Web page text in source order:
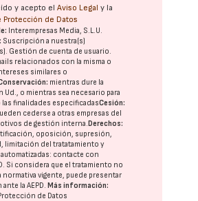
y acepto elAviso Legal y la
Protección de Datos
Interempresas Media, S.L.U.
Suscripción a nuestra(s)
Gestión de cuenta de usuario.
relacionados con la misma o
similares o
mientras dure la
Ud., o mientras sea necesario para
las finalidades especificadasCesión:
cederse a otras empresas del
de gestión interna.Derechos:
oposición, supresión,
limitación del tratatamiento y
contacte con
. Si considera que el tratamiento no
normativa vigente, puede presentar
ante laAEPD.Más información:
de Datos